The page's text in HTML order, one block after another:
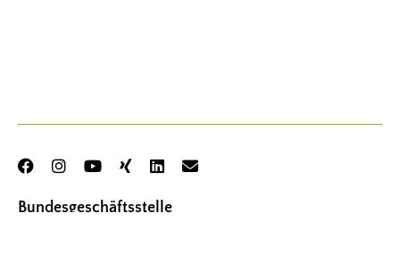
Bundesgeschäftsstelle